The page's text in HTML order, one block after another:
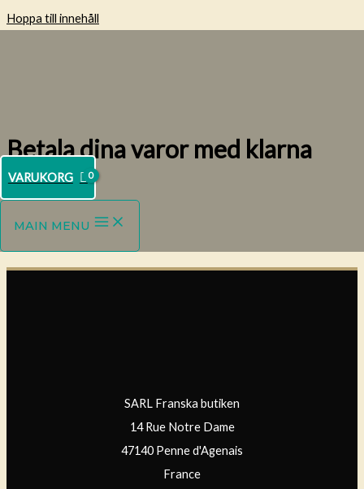
Hoppa till innehåll
VARUKORG
MAIN MENU
Betala dina varor med klarna
SARL Franska butiken
14 Rue Notre Dame
47140 Penne d'Agenais
France